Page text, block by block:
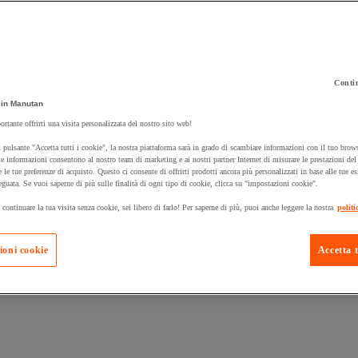
un prodotto:
Manutan Expert
Prodotti in
Manutan
offrirti una visita personalizzata del nostro sito web!
pulsante "Accetta tutti i cookie", la nostra piattaforma sarà in grado di scambiare informazioni con il tuo
informazioni consentono al nostro team di marketing e ai nostri partner Internet di misurare le prestazioni
le tue preferenze di acquisto. Questo ci consente di offrirti prodotti ancora più personalizzati in base alle tue
Se vuoi saperne di più sulle finalità di ogni tipo di cookie, clicca su "impostazioni cookie".
la tua visita senza cookie, sei libero di farlo! Per saperne di più, puoi anche leggere la nostra
Accetta
cookie